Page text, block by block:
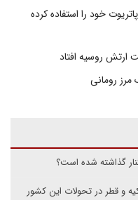
پاتریوت خود را استفاده کرده
ارتش روسیه افتاد
مرز رومانی
گذاشته شده است؟
و قطر در تحولات این کشور